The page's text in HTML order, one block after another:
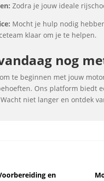
Zodra je jouw ideale
Mocht je hulp nodig
klaar om je te helpen.
nog
te beginnen met jouw
Ons platform biedt
niet langer en ontdek
en